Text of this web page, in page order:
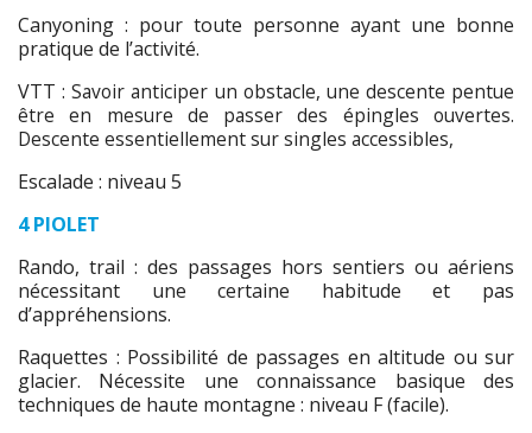
Canyoning : pour toute personne ayant une bonne
pratique de l’activité.
VTT :Savoir anticiper un obstacle, une descente pentue
être en mesure de passer des épingles ouvertes.
Descente essentiellement sur singles accessibles,
Escalade : niveau 5
4 PIOLET
Rando, trail : des passages hors sentiers ou aériens
nécessitant une certaine habitude et pas
d’appréhensions.
Raquettes : Possibilité de passages en altitude ou sur
glacier. Nécessite une connaissance basique des
techniques de haute montagne : niveau F (facile).